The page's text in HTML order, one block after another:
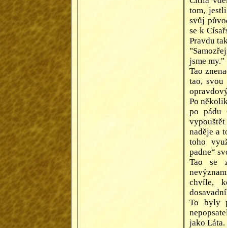
tom,
svůj
se k
Pravdu
jsme my."
Tao
tao, svou
Po
po pádu
naděje a
toho
padne“
Tao se
chvíle,
To byly
jako